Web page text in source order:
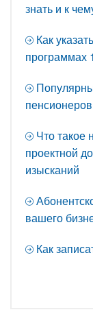
знать и к
Как
программах
пенсионеров
Что такое
проектной
изысканий
вашего
Как